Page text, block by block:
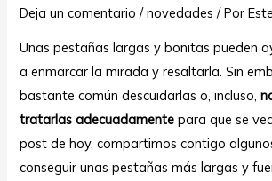
Deja un comentario /novedades / Por
Unas pestañas largas y bonitas pueden
a enmarcar la mirada y resaltarla. Sin
bastante común descuidarlas o, incluso,
tratarlas adecuadamente para que se
post de hoy, compartimos contigo
conseguir unas pestañas más largas y